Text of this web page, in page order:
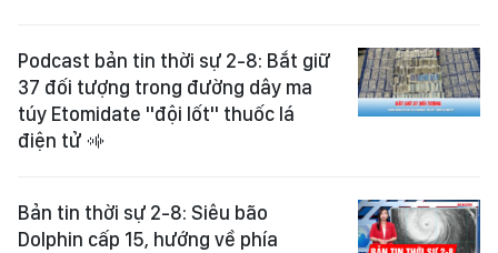
Podcast bản tin thời sự 2-8: Bắt giữ
37 đối tượng trong đường dây ma
túy Etomidate "đội lốt" thuốc lá
điện tử
Bản tin thời sự 2-8: Siêu bão
Dolphin cấp 15, hướng về phía